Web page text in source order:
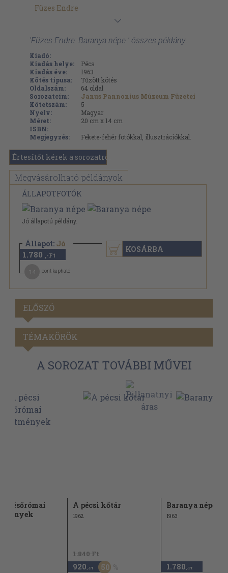
Füzes Endre
'Füzes Endre: Baranya népe ' összes példány
Kiadó:
Kiadás helye:
Pécs
Kiadás éve:
1963
Kötés típusa:
Tűzött kötés
Oldalszám:
64 oldal
Sorozatcím:
Janus Pannonius Múzeum Füzetei
Kötetszám:
5
Nyelv:
Magyar
Méret:
20 cm x 14 cm
ISBN:
Megjegyzés:
Fekete-fehér fotókkal, illusztrációkkal.
Értesítőt kérek a sorozatról
Megvásárolható példányok
ÁLLAPOTFOTÓK
Jó állapotú példány.
Állapot: Jó
1.780 ,-Ft
pont kapható
KOSÁRBA
ELŐSZÓ
TÉMAKÖRÖK
A SOROZAT TOVÁBBI MŰVEI
későrómai
A pécsi kőtár
1962
1.840 Ft
920 ,-Ft 50
Baranya népe
1963
1.780 ,-Ft